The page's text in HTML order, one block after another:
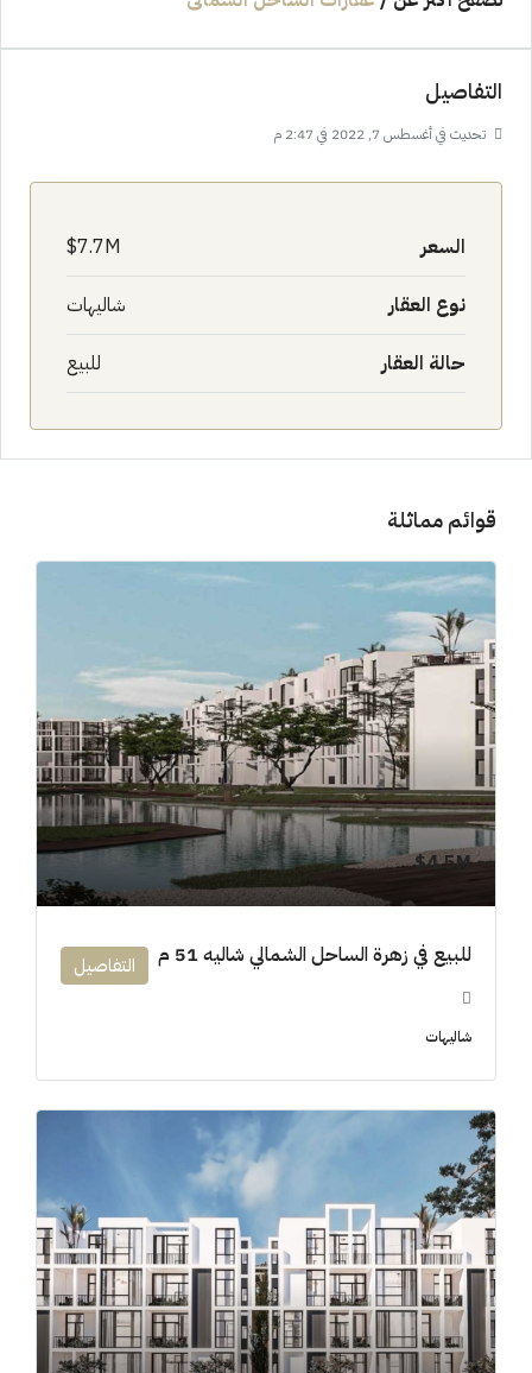
التفاصيل
تحديث في أغسطس 7, 2022 في 2:47 م
السعر 7.7M$
نوع العقار شاليهات
حالة العقار للبيع
قوائم مماثلة
4.5M$
للبيع في زهرة الساحل الشمالي شاليه 51 م
شاليهات
التفاصيل